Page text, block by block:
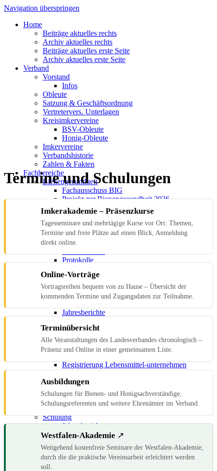
Navigation überspringen
Home
Beiträge aktuelles rechts
Archiv aktuelles rechts
Beiträge aktuelles erste Seite
Archiv aktuelles erste Seite
Verband
Vorstand
Infos
Obleute
Satzung & Geschäftsordnung
Vertretervers. Unterlagen
Kreisimkervereine
BSV-Obleute
Honig-Obleute
Imkervereine
Verbandshistorie
Zahlen & Fakten
Fachbereiche
Bienengesundheit
Fachausschuss BIG
Projekt zur Bienengesundheit 2026
Arbeitsgruppe Vespa Velutina
Gesetze und Leitlinien
Jahresberichte
Archiv Bienengesundheit
Honig
Protokolle
Honigbewertung Archiv
Imkerjugend
Jahresberichte
Jahresberichte
Qualitätssicherung & Zertifizierung
Leitfaden & Formblätter
Rechtliches
Registrierung Lebensmittel-unternehmen
Zugelassene Zertifizierungs-stellen
Wachsprojekt Vortrag Dr. Friedle
Recht
Jahresberichte
Schulung
Jahresberichte
Schulungs-referenten
Bienenweide & Umwelt
Allgemeine Informationen
Jahresberichte
Termine und Schulungen
Imkerakademie – Präsenzkurse
Tagesseminare und mehrtägige Kurse vor Ort: Themen,
Termine und freie Plätze auf einen Blick, Anmeldung
direkt online.
Online-Vorträge
Vortragsreihen bequem von zu Hause – Übersicht der
kommenden Termine und Zugangsdaten zur Teilnahme.
Terminübersicht
Alle Veranstaltungen des Landesverbandes chronologisch –
Präsenz und Online in einer gemeinsamen Liste.
Ausbildungen
Schulungen für Bienen- und Honigsachverständige,
Schulungsreferenten und weitere Ehrenämter im Verband.
Westfalen-Akademie
Weitgehend kostenfreie Seminare der Westfalen-Akademie,
durch die die praktische Vereinsarbeit erleichtert werden
soll.